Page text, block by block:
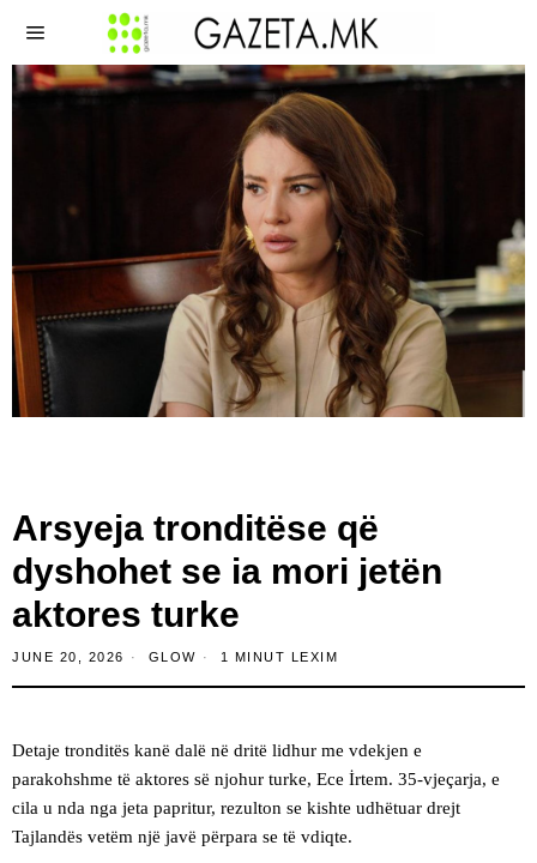
Arsyeja tronditëse që
dyshohet se ia mori jetën
aktores turke
JUNE 20, 2026 GLOW 1 MINUT LEXIM
Detaje tronditës kanë dalë në dritë lidhur me vdekjen e
parakohshme të aktores së njohur turke, Ece İrtem. 35-vjeçarja, e
cila u nda nga jeta papritur, rezulton se kishte udhëtuar drejt
Tajlandës vetëm një javë përpara se të vdiqte.